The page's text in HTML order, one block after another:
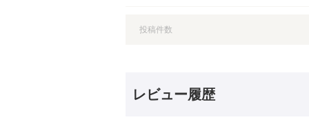
投稿件数
レビュー履歴